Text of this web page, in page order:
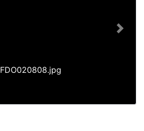
FDO020808.jpg
Next